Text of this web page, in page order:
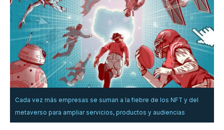
Cada vez más empresas se suman a la fiebre de los NFT y del
metaverso para ampliar servicios, productos y audiencias